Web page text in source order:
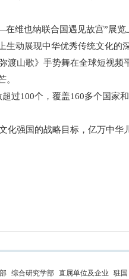
也纳联合国遇见故宫”展览
动展现中华优秀传统文化的
山歌》手势舞在全球短视频
。
100个，覆盖160多个国家
强国的战略目标，亿万中华
综合研究学部 直属单位及企业 驻